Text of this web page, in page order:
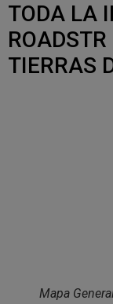
TODA LA
TIERRAS
Mapa